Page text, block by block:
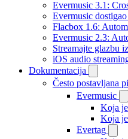
Evermusic 3.1:
Evermusic
Flacbox 1.6:
Evermusic 2.3:
Streamajte glazbu
iOS audio
Dokumentacija
Često postavljana
Evermusic
Koja
Koja
Evertag